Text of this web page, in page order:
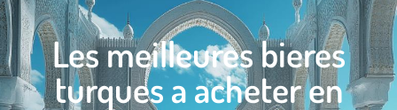
Les meilleures bieres
turques a acheter en